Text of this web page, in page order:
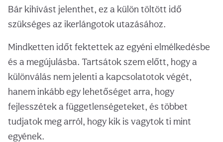
Bár kihívást jelenthet, ez a külön töltött idő
szükséges az ikerlángotok utazásához.
Mindketten időt fektettek az egyéni elmélkedésbe
és a megújulásba. Tartsátok szem előtt, hogy a
különválás nem jelenti a kapcsolatotok végét,
hanem inkább egy lehetőséget arra, hogy
fejlesszétek a függetlenségeteket, és többet
tudjatok meg arról, hogy kik is vagytok ti mint
egyének.